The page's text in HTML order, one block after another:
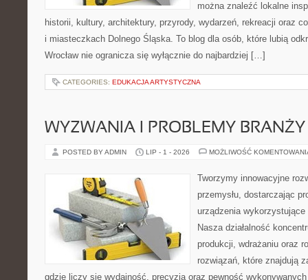
można znaleźć lokalne
historii, kultury, architektury, przyrody, wydarzeń, rekreacji oraz
i miasteczkach Dolnego Śląska. To blog dla osób, które lubią
Wrocław nie ogranicza się wyłącznie do najbardziej […]
CATEGORIES: EDUKACJA ARTYSTYCZNA
WYZWANIA I PROBLEMY BRANŻY
POSTED BY ADMIN LIP - 1 - 2026 MOŻLIWOŚĆ
Tworzymy innowacyjne
przemysłu, dostarczając
urządzenia
Nasza działalność
produkcji, wdrażaniu oraz
rozwiązań, które znajdują
gdzie liczy się wydajność, precyzja oraz pewność